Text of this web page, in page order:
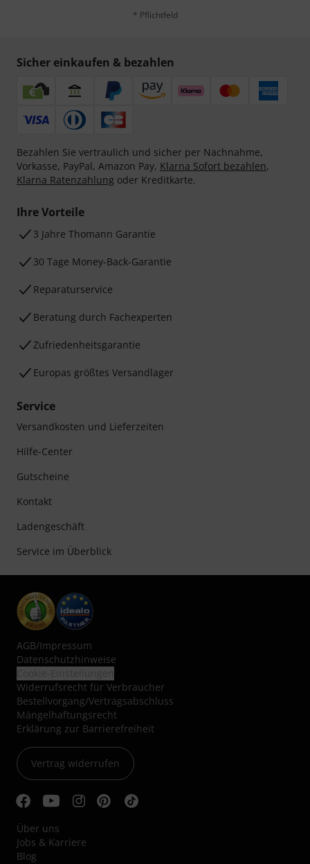
* Pflichtfeld
Sicher einkaufen & bezahlen
Bezahlen Sie vertraulich und sicher per Nachnahme,
Vorkasse, PayPal, Amazon Pay, Klarna Sofort bezahlen,
Klarna Ratenzahlung oder Kreditkarte.
Ihre Vorteile
3 Jahre Thomann Garantie
30 Tage Money-Back-Garantie
Reparaturservice
Beratung durch Fachexperten
Zufriedenheitsgarantie
Europas größtes Versandlager
Service
Versandkosten und Lieferzeiten
Hilfe-Center
Gutscheine
Kontakt
Ladengeschäft
Service im Überblick
AGB/Impressum
Datenschutzhinweise
Widerrufsrecht für Verbraucher
Bestellvorgang/Vertragsabschluss
Mängelhaftungsrecht
Erklärung zur Barrierefreiheit
Vertrag widerrufen
Über uns
Jobs & Karriere
Blog